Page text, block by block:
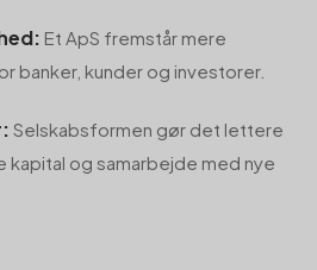
Et ApS fremstår mere
banker, kunder og investorer.
Selskabsformen gør det lettere
og samarbejde med nye